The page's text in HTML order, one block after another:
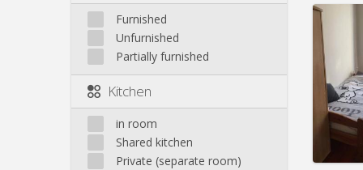
Furnished
Unfurnished
Partially furnished
Kitchen
in room
Shared kitchen
Private (separate room)
Rent: